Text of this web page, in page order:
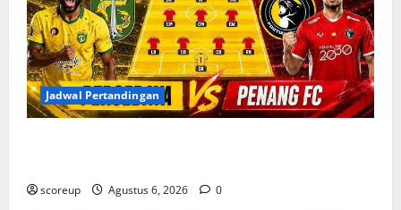
Jadwal Pertandingan
scoreup Agustus 6, 2026 0